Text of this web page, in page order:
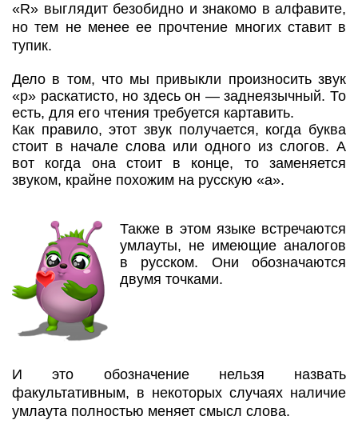
«R» выглядит безобидно и знакомо в алфавите,
но тем не менее ее прочтение многих ставит в
тупик.
Дело в том, что мы привыкли произносить звук
«р» раскатисто, но здесь он — заднеязычный. То
есть, для его чтения требуется картавить.
Как правило, этот звук получается, когда буква
стоит в начале слова или одного из слогов. А
вот когда она стоит в конце, то заменяется
звуком, крайне похожим на русскую «а».
Также в этом языке встречаются
умлауты, не имеющие аналогов
в русском. Они обозначаются
двумя точками.
И это обозначение нельзя назвать
факультативным, в некоторых случаях наличие
умлаута полностью меняет смысл слова.